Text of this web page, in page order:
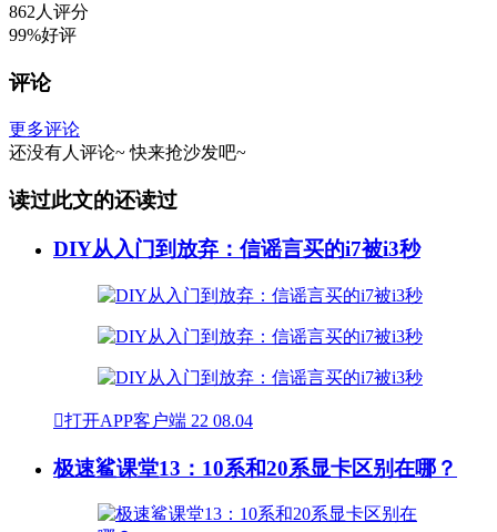
862人评分
99%好评
评论
更多评论
还没有人评论~ 快来抢沙发吧~
读过此文的还读过
DIY从入门到放弃：信谣言买的i7被i3秒
打开APP客户端 22 08.04
极速鲨课堂13：10系和20系显卡区别在哪？